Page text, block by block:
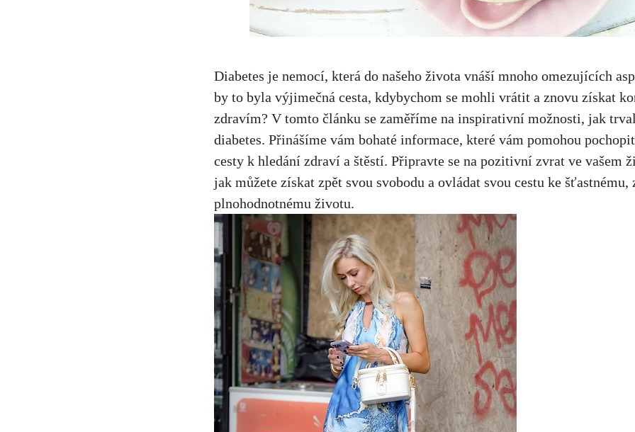
Diabetes je nemocí, která do našeho života vnáší mnoho omezujících
by to byla výjimečná cesta, kdybychom se mohli vrátit a znovu získat
zdravím? V tomto článku se zaměříme na inspirativní možnosti, jak
diabetes. Přinášíme vám bohaté informace, které vám pomohou
cesty k hledání zdraví a štěstí. Připravte se na pozitivní zvrat ve vašem
jak můžete získat zpět svou svobodu a ovládat svou cestu ke šťastnému,
plnohodnotnému životu.